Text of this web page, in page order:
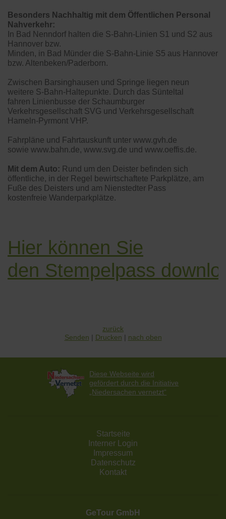
Besonders Nachhaltig mit dem Öffentlichen Personal
Nahverkehr:
In Bad Nenndorf halten die S-Bahn-Linien S1 und S2 aus
Hannover bzw.
Minden, in Bad Münder die S-Bahn-Linie S5 aus Hannover
bzw. Altenbeken/Paderborn.
Zwischen Barsinghausen und Springe liegen neun
weitere S-Bahn-Haltepunkte. Durch das Sünteltal
fahren Linienbusse der Schaumburger
Verkehrsgesellschaft SVG und Verkehrsgesellschaft
Hameln-Pyrmont VHP.
Fahrpläne und Fahrtauskunft unter www.gvh.de
sowie www.bahn.de, www.svg.de und www.oeffis.de.
Mit dem Auto: Rund um den Deister befinden sich
öffentliche, in der Regel bewirtschaftete Parkplätze, am
Fuße des Deisters und am Nienstedter Pass
kostenfreie Wanderparkplätze.
Hier können Sie
den Stempelpass
zurück
Senden
Drucken nach oben
Diese Webseite wird
gefördert durch die Initiative
„Niedersachen vernetzt“
Startseite
Interner Login
Impressum
Datenschutz
Kontakt
GeTour GmbH